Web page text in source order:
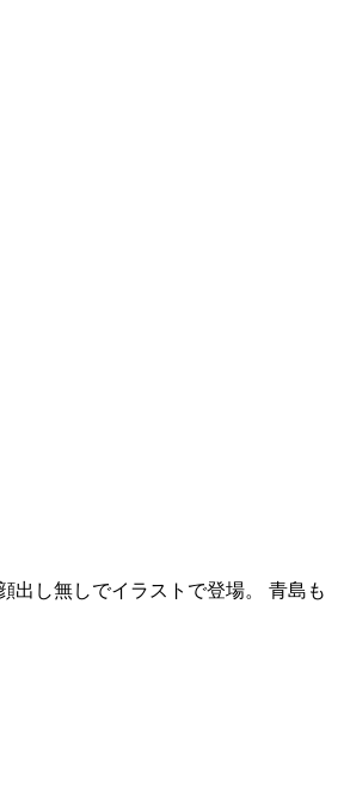
出し無しでイラストで登場。 青島も